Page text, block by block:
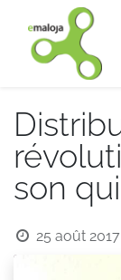
son
25 août 2017